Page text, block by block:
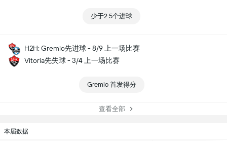
少于2.5个进球
H2H: Gremio先进球 - 8/9 上一场比赛
Vitoria先失球 - 3/4 上一场比赛
Gremio 首发得分
查看全部
本届数据